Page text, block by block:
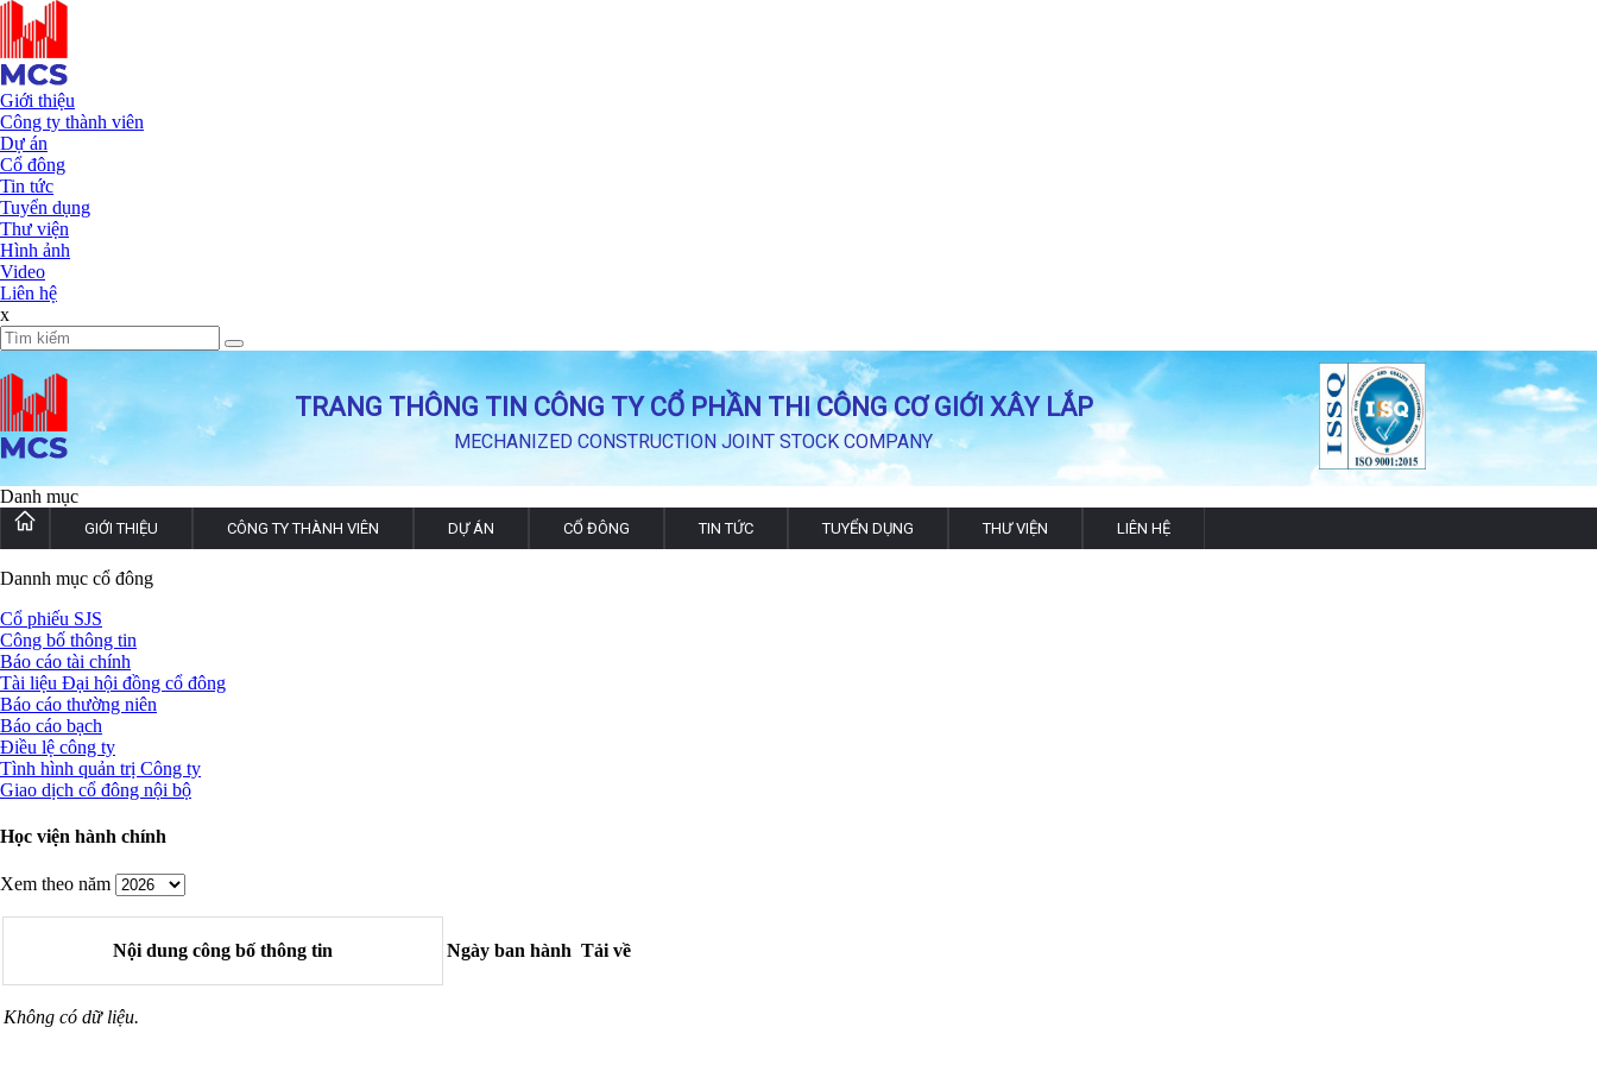
Giới thiệu
Công ty thành viên
Dự án
Cổ đông
Tin tức
Tuyển dụng
Thư viện
Hình ảnh
Video
Liên hệ
x
TRANG THÔNG TIN CÔNG TY CỔ PHẦN THI CÔNG CƠ GIỚI XÂY LẮP
MECHANIZED CONSTRUCTION JOINT STOCK COMPANY
Danh mục
GIỚI THIỆU CÔNG TY THÀNH VIÊN DỰ ÁN CỔ ĐÔNG TIN TỨC TUYỂN DỤNG THƯ VIỆN LIÊN HỆ
Dannh mục cổ đông
Cổ phiếu SJS
Công bố thông tin
Báo cáo tài chính
Tài liệu Đại hội đồng cổ đông
Báo cáo thường niên
Báo cáo bạch
Điều lệ công ty
Tình hình quản trị Công ty
Giao dịch cổ đông nội bộ
Học viện hành chính
Xem theo năm
Nội dung công bố thông tin Ngày ban hành Tải về
Không có dữ liệu.